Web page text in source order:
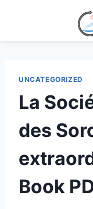
UNCATEGORIZED
La
des
Book